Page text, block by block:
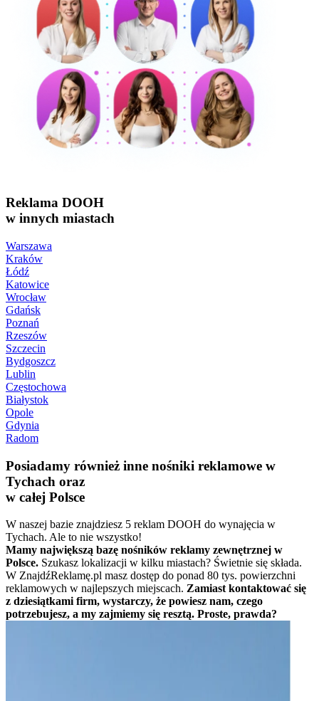
Reklama DOOH
w innych miastach
Warszawa
Kraków
Łódź
Katowice
Wrocław
Gdańsk
Poznań
Rzeszów
Szczecin
Bydgoszcz
Lublin
Częstochowa
Białystok
Opole
Gdynia
Radom
Posiadamy również inne nośniki reklamowe w
Tychach oraz
w całej Polsce
W naszej bazie znajdziesz 5 reklam DOOH do wynajęcia w
Tychach. Ale to nie wszystko!
Mamy największą bazę nośników reklamy zewnętrznej w
Polsce. Szukasz lokalizacji w kilku miastach? Świetnie się składa.
W ZnajdźReklamę.pl masz dostęp do ponad 80 tys. powierzchni
reklamowych w najlepszych miejscach. Zamiast kontaktować się
z dziesiątkami firm, wystarczy, że powiesz nam, czego
potrzebujesz, a my zajmiemy się resztą. Proste, prawda?